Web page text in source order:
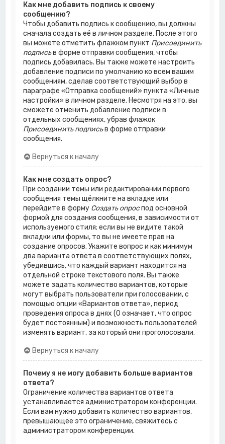
Как мне добавить подпись к своему
сообщению?
Чтобы добавить подпись к сообщению, вы должны
сначала создать её в личном разделе. После этого
вы можете отметить флажком пункт Присоединить
подписьв форме отправки сообщения, чтобы
подпись добавилась. Вы также можете настроить
добавление подписи по умолчанию ко всем вашим
сообщениям, сделав соответствующий выбор в
параграфе «Отправка сообщений» пункта «Личные
настройки» в личном разделе. Несмотря на это, вы
сможете отменить добавление подписи в
отдельных сообщениях, убрав флажок
Присоединить подписьв форме отправки
сообщения.
Вернуться к началу
Как мне создать опрос?
При создании темы или редактировании первого
сообщения темы щёлкните на вкладке или
перейдите в форму Создать опроспод основной
формой для создания сообщения, в зависимости от
используемого стиля; если вы не видите такой
вкладки или формы, то вы не имеете прав на
создание опросов. Укажите вопрос и как минимум
два варианта ответа в соответствующих полях,
убедившись, что каждый вариант находится на
отдельной строке текстового поля. Вы также
можете задать количество вариантов, которые
могут выбрать пользователи при голосовании, с
помощью опции «Вариантов ответа», период
проведения опроса в днях (0 означает, что опрос
будет постоянным) и возможность пользователей
изменять вариант, за который они проголосовали.
Вернуться к началу
Почему я не могу добавить больше вариантов
ответа?
Ограничение количества вариантов ответа
устанавливается администратором конференции.
Если вам нужно добавить количество вариантов,
превышающее это ограничение, свяжитесь с
администратором конференции.